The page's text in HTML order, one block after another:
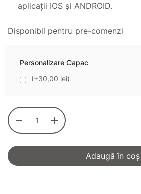
aplicații IOS și ANDROID.
Disponibil pentru pre-comenzi
Personalizare Capac
(+30,00 lei)
Adaugă în coș